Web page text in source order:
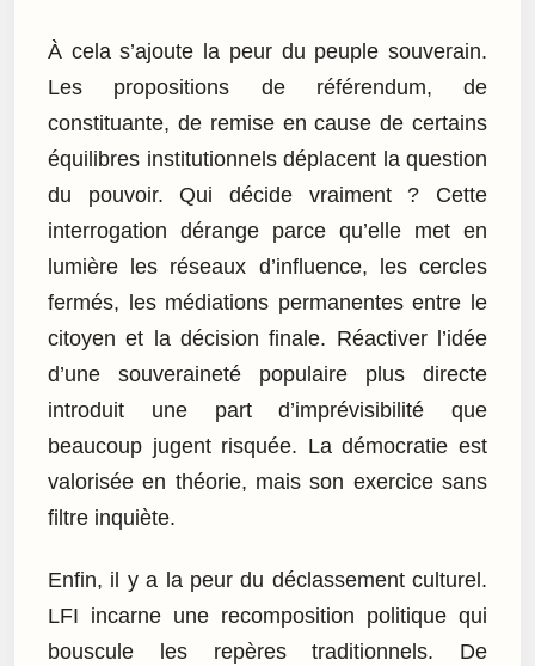
À cela s’ajoute la peur du peuple souverain.
Les propositions de référendum, de
constituante, de remise en cause de certains
équilibres institutionnels déplacent la question
du pouvoir. Qui décide vraiment ? Cette
interrogation dérange parce qu’elle met en
lumière les réseaux d’influence, les cercles
fermés, les médiations permanentes entre le
citoyen et la décision finale. Réactiver l’idée
d’une souveraineté populaire plus directe
introduit une part d’imprévisibilité que
beaucoup jugent risquée. La démocratie est
valorisée en théorie, mais son exercice sans
filtre inquiète.
Enfin, il y a la peur du déclassement culturel.
LFI incarne une recomposition politique qui
bouscule les repères traditionnels. De